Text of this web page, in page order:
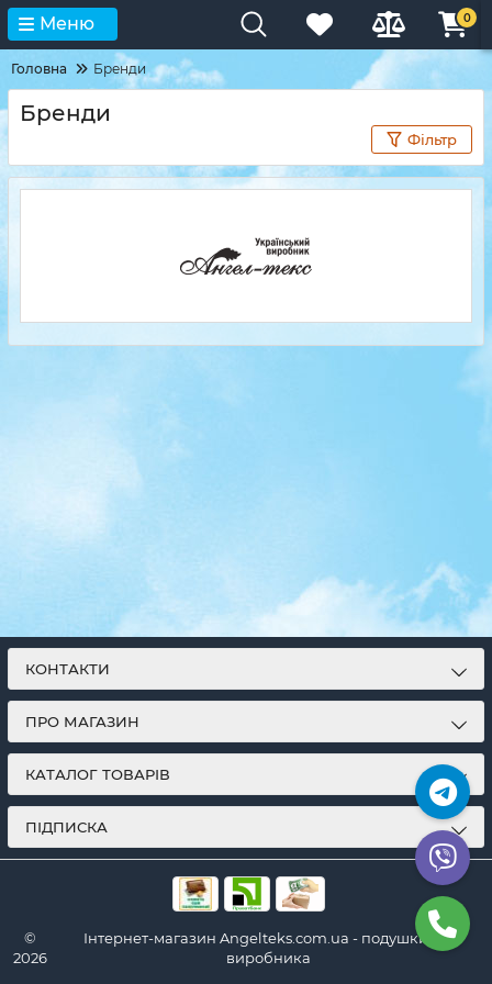
Меню 0
Головна Бренди
Бренди
Фільтр
КОНТАКТИ
ПРО МАГАЗИН
КАТАЛОГ ТОВАРІВ
ПІДПИСКА
©
2026
Інтернет-магазин Angelteks.com.ua - подушки від
виробника